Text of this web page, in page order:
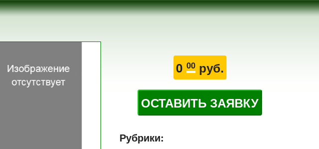
0 00руб.
ОСТАВИТЬ ЗАЯВКУ
Рубрики: